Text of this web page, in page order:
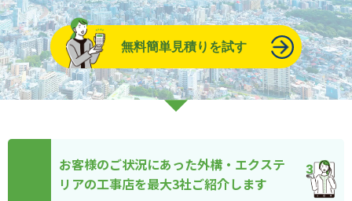
無料簡単見積りを試す
お客様のご状況にあった外構・エクステ
リアの工事店を最大3社ご紹介します